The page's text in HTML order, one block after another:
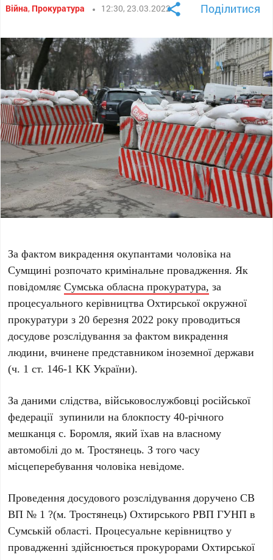
Війна, Прокуратура 12:30, 23.03.2022 Поділитися
За фактом викрадення окупантами чоловіка на
Сумщині розпочато кримінальне провадження. Як
повідомляєСумська обласна прокуратура, за
процесуального керівництва Охтирської окружної
прокуратури з 20 березня 2022 року проводиться
досудове розслідування за фактом викрадення
людини, вчинене представником іноземної держави
(ч. 1 ст. 146-1 КК України).
За даними слідства, військовослужбовці російської
федерації зупинили на блокпосту 40-річного
мешканця с. Боромля, який їхав на власному
автомобілі до м. Тростянець. З того часу
місцеперебування чоловіка невідоме.
Проведення досудового розслідування доручено СВ
ВП № 1 ?(м. Тростянець) Охтирського РВП ГУНП в
Сумській області. Процесуальне керівництво у
провадженні здійснюється прокурорами Охтирської